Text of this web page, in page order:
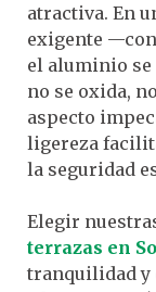
atractiva. En
exigente
el aluminio se
no se oxida,
aspecto
ligereza
la seguridad
Elegir
terrazas en
tranquilidad y